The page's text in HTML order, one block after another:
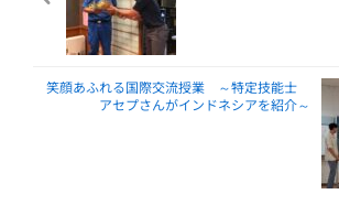
笑顔あふれる国際交流授業 ～特定技能士
アセプさんがインドネシアを紹介～